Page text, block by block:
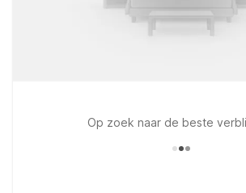
Op zoek naar de beste